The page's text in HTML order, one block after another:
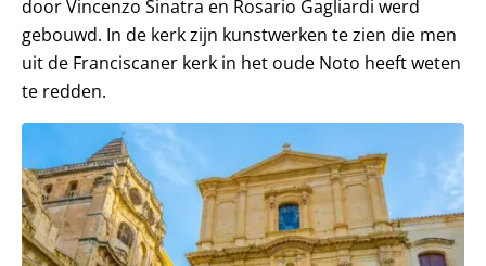
door Vincenzo Sinatra en Rosario Gagliardi werd
gebouwd. In de kerk zijn kunstwerken te zien die men
uit de Franciscaner kerk in het oude Noto heeft weten
te redden.